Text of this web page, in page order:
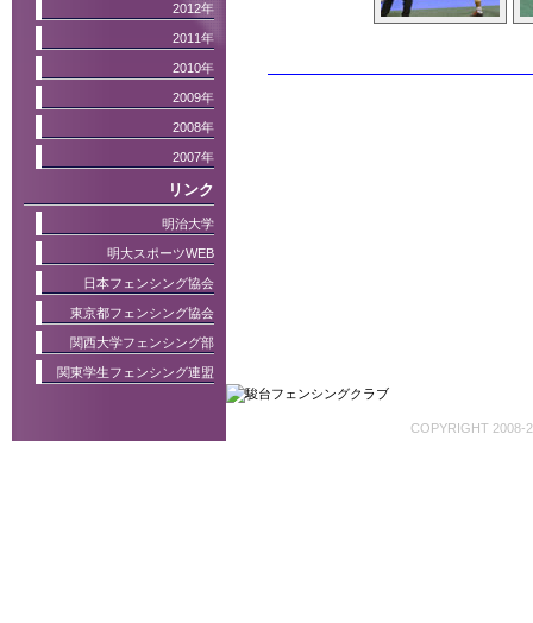
2012年
2011年
2010年
2009年
2008年
2007年
リンク
明治大学
明大スポーツWEB
日本フェンシング協会
東京都フェンシング協会
関西大学フェンシング部
関東学生フェンシング連盟
COPYRIGHT 2008-